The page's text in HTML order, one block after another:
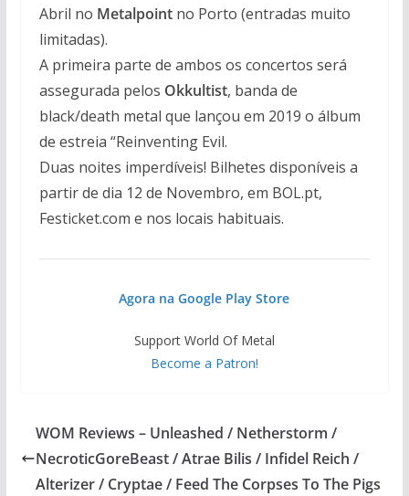
Abril no Metalpointno Porto (entradas muito
limitadas).
A primeira parte de ambos os concertos será
assegurada pelos Okkultist, banda de
black/death metal que lançou em 2019 o álbum
de estreia “Reinventing Evil.
Duas noites imperdíveis! Bilhetes disponíveis a
partir de dia 12 de Novembro, em BOL.pt,
Festicket.com e nos locais habituais.
Agora na Google Play Store
Support World Of Metal
Become a Patron!
WOM Reviews – Unleashed / Netherstorm /
NecroticGoreBeast / Atrae Bilis / Infidel Reich /
Alterizer / Cryptae / Feed The Corpses To The Pigs